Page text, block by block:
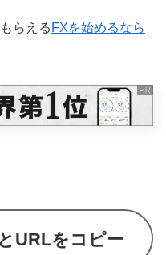
らえる FXを始めるなら
URLをコピー